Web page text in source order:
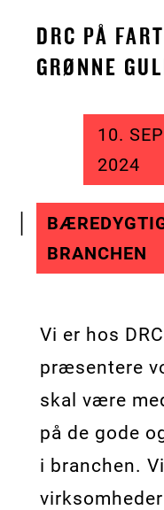
DRC PÅ
GRØNNE
10.
2024
BRANCHEN
Vi er hos
præsentere
skal være
på de gode
i branchen.